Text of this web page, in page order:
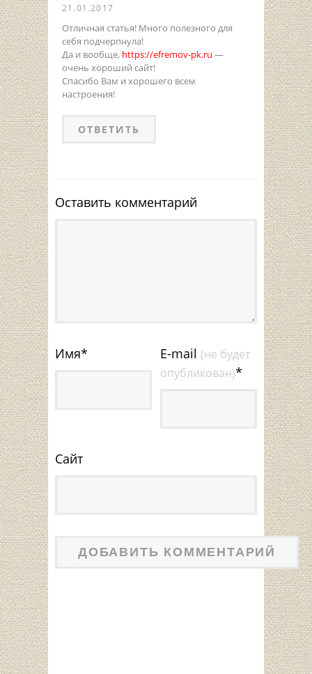
21.01.2017
Отличная статья! Много полезного для
себя подчерпнула!
Да и вообще, https://efremov-pk.ru —
очень хороший сайт!
Спасибо Вам и хорошего всем
настроения!
ОТВЕТИТЬ
Оставить комментарий
Имя* E-mail (не будет
опубликован)*
Сайт